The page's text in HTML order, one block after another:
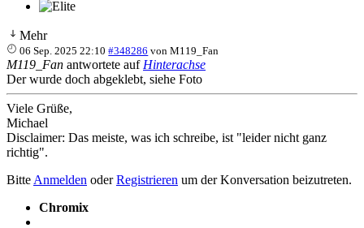
Mehr
06 Sep. 2025 22:10 #348286 vonM119_Fan
M119_Fan antwortete auf Hinterachse
Der wurde doch abgeklebt, siehe Foto
Viele Grüße,
Michael
Disclaimer: Das meiste, was ich schreibe, ist "leider nicht ganz
richtig".
Bitte Anmelden oderRegistrieren um der Konversation beizutreten.
Chromix